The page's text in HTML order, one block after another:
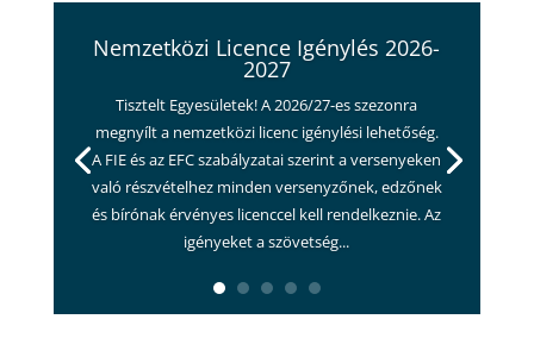
Nemzetközi Licence Igénylés 2026-
2027
Tisztelt Egyesületek! A 2026/27-es szezonra
megnyílt a nemzetközi licenc igénylési lehetőség.
A FIE és az EFC szabályzatai szerint a versenyeken
való részvételhez minden versenyzőnek, edzőnek
és bírónak érvényes licenccel kell rendelkeznie. Az
igényeket a szövetség...